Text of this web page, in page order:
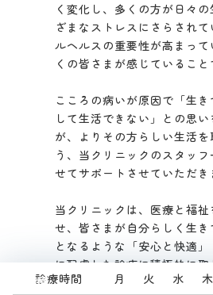
地域の皆さまにより良い医療
う、スタッフ一同努めてまい
今後ともよろしくお願いいた
く変化し、多くの方が日々
ざまなストレスにさらされ
ルヘルスの重要性が高まっ
くの皆さまが感じていること
こころの病いが原因で「生
して生活できない」との思
が、よりその方らしい生活
う、当クリニックのスタッ
せてサポートさせていただき
当クリニックは、医療と福祉
せ、皆さまが自分らしく生
となるような「安心と快適」
に配慮した診療に積極的に取
ます。「一隅一緒」の精神
診療
診療時間 月 火 水 木